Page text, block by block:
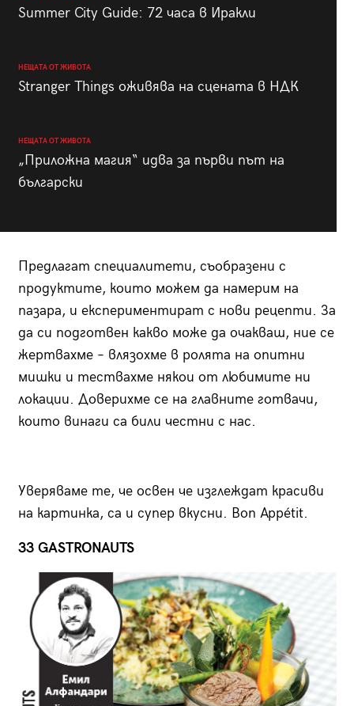
Summer City Guide: 72 часа в Иракли
НЕЩАТА ОТ ЖИВОТА
Stranger Things оживява на сцената в НДК
НЕЩАТА ОТ ЖИВОТА
„Приложна магия“ идва за първи път на
български
Предлагат специалитети, съобразени с
продуктите, които можем да намерим на
пазара, и експериментират с нови рецепти. За
да си подготвен какво може да очакваш, ние се
жертвахме – влязохме в ролята на опитни
мишки и тествахме някои от любимите ни
локации. Доверихме се на главните готвачи,
които винаги са били честни с нас.
Уверяваме те, че освен че изглеждат красиви
на картинка, са и супер вкусни. Bon Appétit.
33 GASTRONAUTS